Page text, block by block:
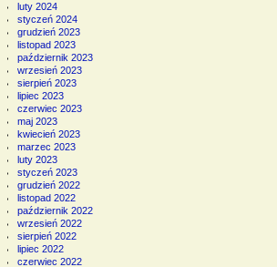
luty 2024
styczeń 2024
grudzień 2023
listopad 2023
październik 2023
wrzesień 2023
sierpień 2023
lipiec 2023
czerwiec 2023
maj 2023
kwiecień 2023
marzec 2023
luty 2023
styczeń 2023
grudzień 2022
listopad 2022
październik 2022
wrzesień 2022
sierpień 2022
lipiec 2022
czerwiec 2022